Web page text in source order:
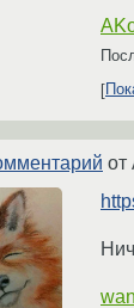
от